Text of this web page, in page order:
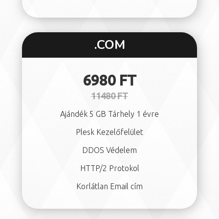
.COM
6980 FT
11480 FT
Ajándék 5 GB Tárhely 1 évre
Plesk Kezelőfelület
DDOS Védelem
HTTP/2 Protokol
Korlátlan Email cím